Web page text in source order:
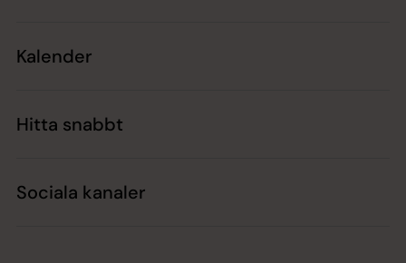
Kalender
Hitta snabbt
Sociala kanaler